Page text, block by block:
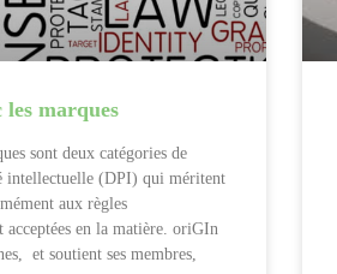
les marques
sont deux catégories de
intellectuelle (DPI) qui méritent
aux règles
acceptées en la matière. oriGIn
et soutient ses membres,